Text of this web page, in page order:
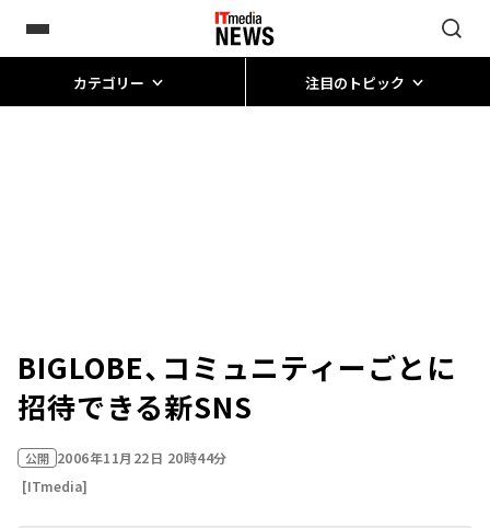
カテゴリー 注目のトピック
BIGLOBE、コミュニティーごとに
招待できる新SNS
公開 2006年11月22日 20時44分
[ITmedia]